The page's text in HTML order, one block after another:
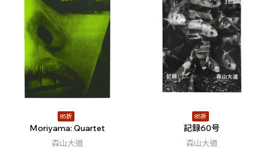
85折
Moriyama: Quartet
森山大道
85折
記録60号
森山大道